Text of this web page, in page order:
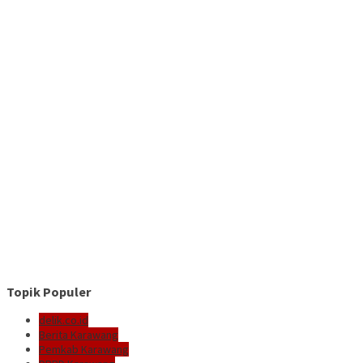
Topik Populer
delik.co.id
Berita Karawang
Pemkab Karawang